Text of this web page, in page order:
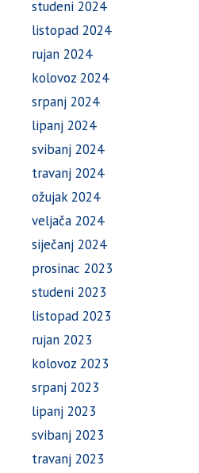
studeni 2024
listopad 2024
rujan 2024
kolovoz 2024
srpanj 2024
lipanj 2024
svibanj 2024
travanj 2024
ožujak 2024
veljača 2024
siječanj 2024
prosinac 2023
studeni 2023
listopad 2023
rujan 2023
kolovoz 2023
srpanj 2023
lipanj 2023
svibanj 2023
travanj 2023